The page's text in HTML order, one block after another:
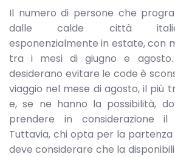
Il numero di persone che
dalle calde città
esponenzialmente in estate, con
tra i mesi di giugno e
desiderano evitare le code è
viaggio nel mese di agosto, il più
e, se ne hanno la possibilità,
prendere in considerazione
Tuttavia, chi opta per la partenza
deve considerare che la